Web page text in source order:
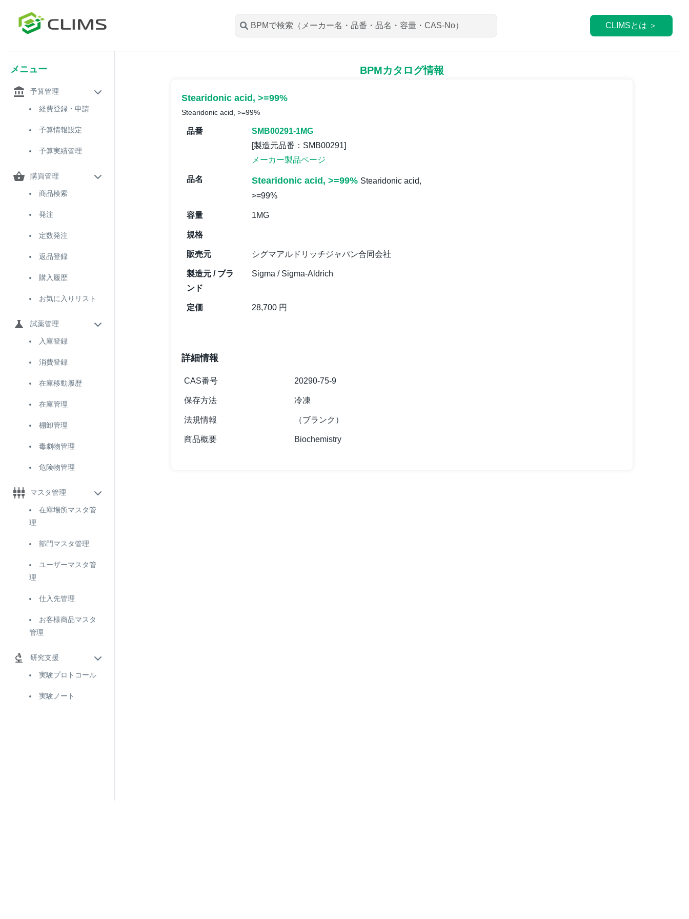
CLIMSとは ＞
メニュー
予算管理
経費登録・申請
予算情報設定
予算実績管理
購買管理
商品検索
発注
定数発注
返品登録
購入履歴
お気に入りリスト
試薬管理
入庫登録
消費登録
在庫移動履歴
在庫管理
棚卸管理
毒劇物管理
危険物管理
マスタ管理
在庫場所マスタ管
理
部門マスタ管理
ユーザーマスタ管
理
仕入先管理
お客様商品マスタ
管理
研究支援
実験プロトコール
実験ノート
BPMカタログ情報
Stearidonic acid, >=99%
Stearidonic acid, >=99%
品番
SMB00291-1MG
[製造元品番：SMB00291]
メーカー製品ページ
品名 Stearidonic acid, >=99% Stearidonic acid,
>=99%
容量 1MG
規格
販売元 シグマアルドリッチジャパン合同会社
製造元 / ブラ
ンド
Sigma / Sigma-Aldrich
定価 28,700 円
詳細情報
CAS番号 20290-75-9
保存方法 冷凍
法規情報 （ブランク）
商品概要 Biochemistry